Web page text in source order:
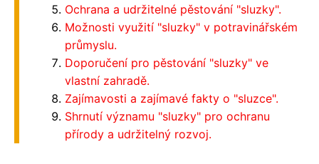
Ochrana a udržitelné pěstování "sluzky".
Možnosti využití "sluzky" v potravinářském
průmyslu.
Doporučení pro pěstování "sluzky" ve
vlastní zahradě.
Zajímavosti a zajímavé fakty o "sluzce".
Shrnutí významu "sluzky" pro ochranu
přírody a udržitelný rozvoj.